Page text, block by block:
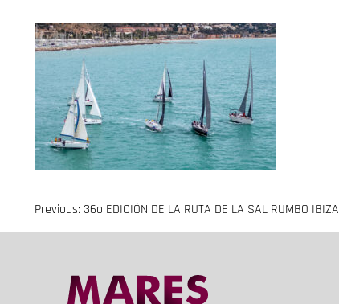
Navegación
entradas
Previous: 36o EDICIÓN DE LA RUTA DE LA SAL RUMBO IBIZA